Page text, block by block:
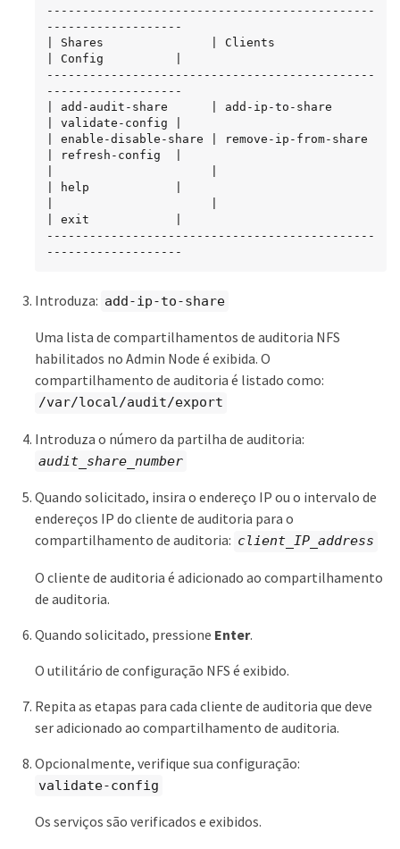
----------------------------------------------
-------------------
| Shares               | Clients
| Config          |
----------------------------------------------
-------------------
| add-audit-share      | add-ip-to-share
| validate-config |
| enable-disable-share | remove-ip-from-share
| refresh-config  |
| help            |
| exit            |
----------------------------------------------
-------------------
Introduza: add-ip-to-share
Uma lista de compartilhamentos de auditoria NFS
habilitados no Admin Node é exibida. O
compartilhamento de auditoria é listado como:
/var/local/audit/export
Introduza o número da partilha de auditoria:
audit_share_number
Quando solicitado, insira o endereço IP ou o intervalo de
endereços IP do cliente de auditoria para o
compartilhamento de auditoria: client_IP_address
O cliente de auditoria é adicionado ao compartilhamento
de auditoria.
Quando solicitado, pressione Enter.
O utilitário de configuração NFS é exibido.
Repita as etapas para cada cliente de auditoria que deve
ser adicionado ao compartilhamento de auditoria.
Opcionalmente, verifique sua configuração:
validate-config
Os serviços são verificados e exibidos.